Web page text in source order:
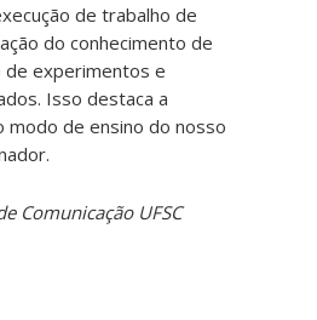
de trabalho de
do conhecimento de
de experimentos e
Isso destaca a
modo de ensino do nosso
Comunicação UFSC